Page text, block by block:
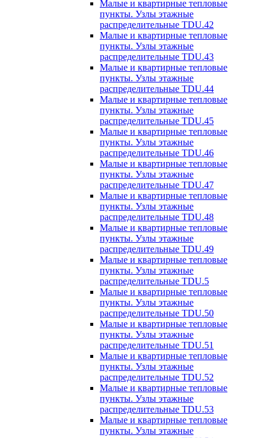
Малые и квартирные тепловые
пункты. Узлы этажные
распределительные TDU.42
Малые и квартирные тепловые
пункты. Узлы этажные
распределительные TDU.43
Малые и квартирные тепловые
пункты. Узлы этажные
распределительные TDU.44
Малые и квартирные тепловые
пункты. Узлы этажные
распределительные TDU.45
Малые и квартирные тепловые
пункты. Узлы этажные
распределительные TDU.46
Малые и квартирные тепловые
пункты. Узлы этажные
распределительные TDU.47
Малые и квартирные тепловые
пункты. Узлы этажные
распределительные TDU.48
Малые и квартирные тепловые
пункты. Узлы этажные
распределительные TDU.49
Малые и квартирные тепловые
пункты. Узлы этажные
распределительные TDU.5
Малые и квартирные тепловые
пункты. Узлы этажные
распределительные TDU.50
Малые и квартирные тепловые
пункты. Узлы этажные
распределительные TDU.51
Малые и квартирные тепловые
пункты. Узлы этажные
распределительные TDU.52
Малые и квартирные тепловые
пункты. Узлы этажные
распределительные TDU.53
Малые и квартирные тепловые
пункты. Узлы этажные